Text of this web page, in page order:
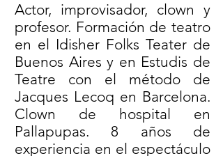
Actor, improvisador, clown y
profesor. Formación de teatro
en el Idisher Folks Teater de
Buenos Aires y en Estudis de
Teatre con el método de
Jacques Lecoq en Barcelona.
Clown de hospital en
Pallapupas. 8 años de
experiencia en el espectáculo